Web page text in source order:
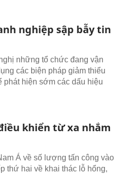
nghiệp sập bẫy tin
những tổ chức đang vận
các biện pháp giảm thiểu
phát hiện sớm các dấu hiệu
khiển từ xa nhắm
Á về số lượng tấn công vào
thứ hai về khai thác lỗ hổng,